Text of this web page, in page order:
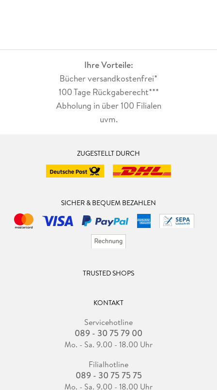
Ihre Vorteile:
Bücher versandkostenfrei*
100 Tage Rückgaberecht***
Abholung in über 100 Filialen
uvm.
ZUGESTELLT DURCH
SICHER & BEQUEM BEZAHLEN
TRUSTED SHOPS
KONTAKT
Servicehotline
089 - 30 75 79 00
Mo. - Sa. 9.00 - 18.00 Uhr
Filialhotline
089 - 30 75 75 75
Mo. - Sa. 9.00 - 18.00 Uhr